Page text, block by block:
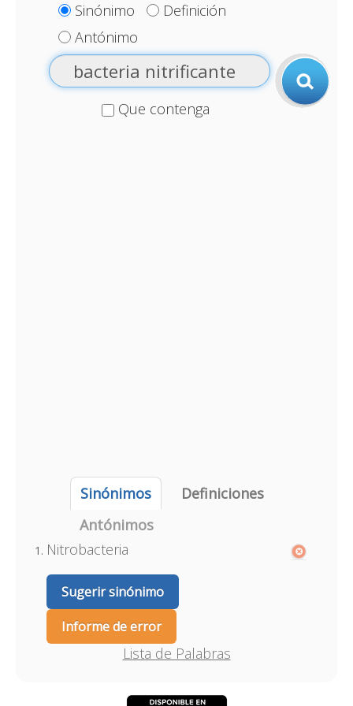
Sinónimo
Definición
Antónimo
Que contenga
Sinónimos
Definiciones
Antónimos
Nitrobacteria
Sugerir sinónimo
Informe de error
Lista de Palabras